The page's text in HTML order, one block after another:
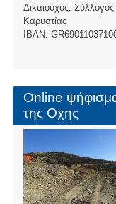
Δικαιούχος:
Καρυστίας
ΙBAN:
Online
της Οχης